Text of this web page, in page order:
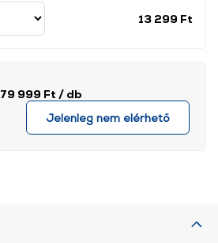
13 299 Ft
79 999 Ft / db
Jelenleg nem elérhető